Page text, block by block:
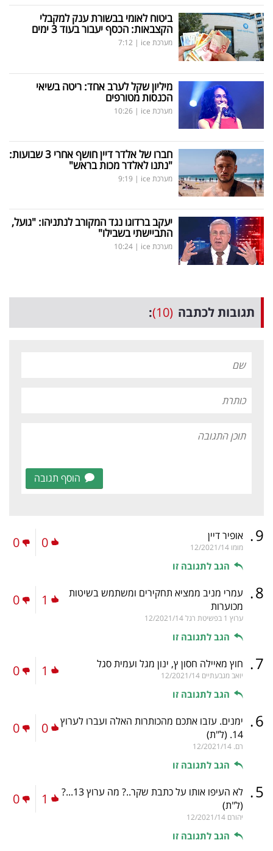
ביטוח לאומי בבשורת ענק למקבלי
הקצבאות: הכסף יעבור בעוד 3 ימים
מערכת ice |
7:12
מיליון שקל לערב אחד: ריטה בשיאי
הכנסות מטורפים
מערכת ice |
10:26
חברו של אלדר דיין חושף אחרי 3 שבועות:
"נתנו לאלדר מכות בראש"
מערכת ice |
9:19
יעקב ברדוגו נגד המקורב לנתניהו: "גועל,
התביישתי בשבילו"
מערכת ice |
10:24
תגובות לכתבה (10)
:
הוסף תגובה
9
. אופיר דיין
מומו 12/2021/14
הגב לתגובה זו
0
0
8
. עמרי מניב ממציא תחקירים ומשתמש בשיטות
מכוערות
ערוץ 1 בפשיטת רגל 12/2021/14
הגב לתגובה זו
1
0
7
. חוץ מאיילה חסון ץ, ינון מגל ועמית סגל
יואב מגבעתיים 12/2021/14
הגב לתגובה זו
1
0
6
. ימנים. עזבו אתכם מהכותרות האלה ועברו לערוץ
14. (ל"ת)
רם. 12/2021/14
הגב לתגובה זו
0
0
5
. לא העיפו אותו על כתבת שקר..? מה ערוץ 13...?
(ל"ת)
יהורם 12/2021/14
הגב לתגובה זו
1
0